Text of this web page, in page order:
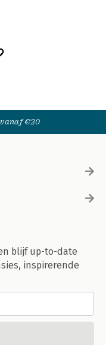
€20
blijf up-to-date
inspirerende